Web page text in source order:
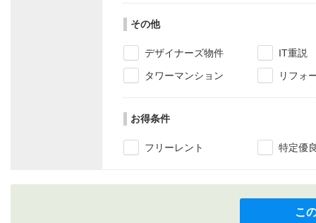
その他
デザイナーズ物件
IT重説
タワーマンション
リフォ
お得条件
フリーレント 特定優
こ